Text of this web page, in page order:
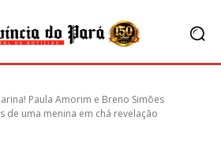
Paula Amorim e Breno Simões
de uma menina em chá revelação